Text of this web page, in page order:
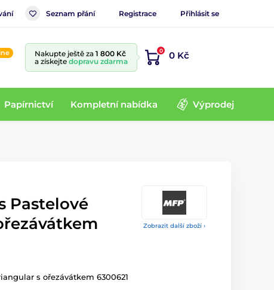
Seznam přání Registrace Přihlásit se
Nakupte ještě za 1 800 Kč
a získejte dopravu zdarma
0 0 Kč
Papírnictví Kompletní nabídka Výprodej
Zobrazit další zboží ›
Pastelové
s ořezávátkem 6300621